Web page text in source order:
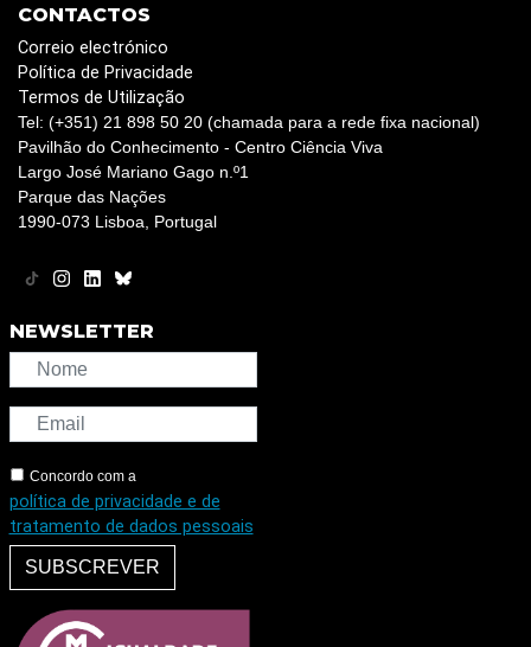
CONTACTOS
Correio electrónico
Política de Privacidade
Termos de Utilização
Tel: (+351) 21 898 50 20 (chamada para a rede fixa nacional)
Pavilhão do Conhecimento - Centro Ciência Viva
Largo José Mariano Gago n.º1
Parque das Nações
1990-073 Lisboa, Portugal
NEWSLETTER
Concordo com a
política de privacidade e de
tratamento de dados pessoais
SUBSCREVER